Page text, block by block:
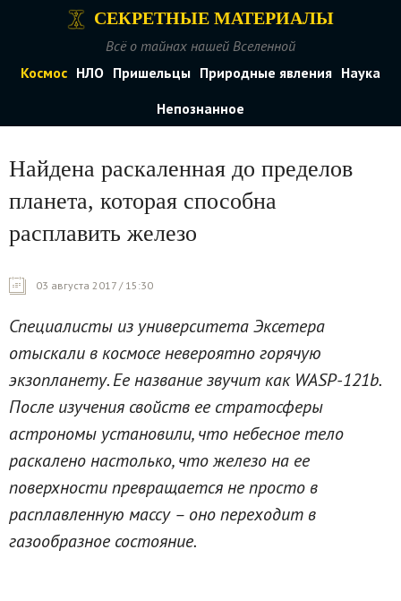
СЕКРЕТНЫЕ МАТЕРИАЛЫ
Всё о тайнах нашей Вселенной
Космос НЛО Пришельцы Природные явления Наука
Непознанное
Найдена раскаленная до пределов
планета, которая способна
расплавить железо
03 августа 2017 / 15:30
Специалисты из университета Эксетера
отыскали в космосе невероятно горячую
экзопланету. Ее название звучит как WASP-121b.
После изучения свойств ее стратосферы
астрономы установили, что небесное тело
раскалено настолько, что железо на ее
поверхности превращается не просто в
расплавленную массу – оно переходит в
газообразное состояние.